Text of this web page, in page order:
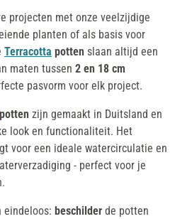
projecten met onze veelzijdige
planten of als basis voor
Terracotta potten slaan altijd een
maten tussen 2 en 18 cm
pasvorm voor elk project.
potten zijn gemaakt in Duitsland en
look en functionaliteit. Het
voor een ideale watercirculatie en
- perfect voor je
eindeloos: beschilder de potten